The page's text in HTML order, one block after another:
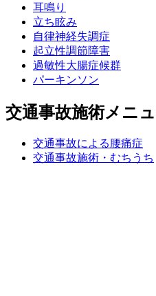
耳鳴り
立ち眩み
自律神経失調症
起立性調節障害
過敏性大腸症候群
パーキンソン
交通事故施術メニ
交通事故による腰痛症
交通事故施術・むちうち